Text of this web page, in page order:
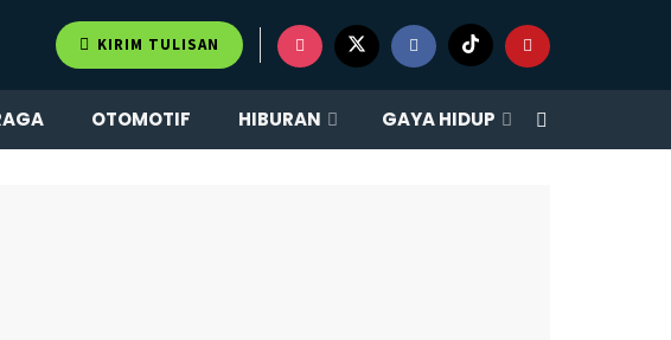
KIRIM TULISAN
OTOMOTIF HIBURAN GAYA HIDUP